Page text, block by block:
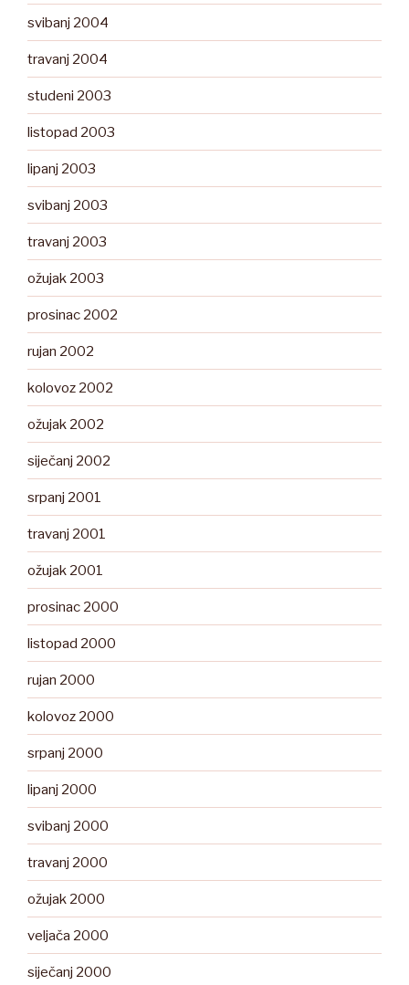
svibanj 2004
travanj 2004
studeni 2003
listopad 2003
lipanj 2003
svibanj 2003
travanj 2003
ožujak 2003
prosinac 2002
rujan 2002
kolovoz 2002
ožujak 2002
siječanj 2002
srpanj 2001
travanj 2001
ožujak 2001
prosinac 2000
listopad 2000
rujan 2000
kolovoz 2000
srpanj 2000
lipanj 2000
svibanj 2000
travanj 2000
ožujak 2000
veljača 2000
siječanj 2000